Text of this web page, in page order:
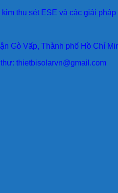
thu sét ESE và các giải pháp
Gò Vấp, Thành phố Hồ Chí
thietbisolarvn@gmail.com